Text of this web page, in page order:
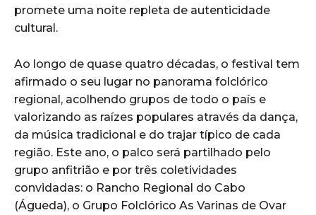
promete uma noite repleta de autenticidade
cultural.
Ao longo de quase quatro décadas, o festival tem
afirmado o seu lugar no panorama folclórico
regional, acolhendo grupos de todo o país e
valorizando as raízes populares através da dança,
da música tradicional e do trajar típico de cada
região. Este ano, o palco será partilhado pelo
grupo anfitrião e por três coletividades
convidadas: o Rancho Regional do Cabo
(Águeda), o Grupo Folclórico As Varinas de Ovar